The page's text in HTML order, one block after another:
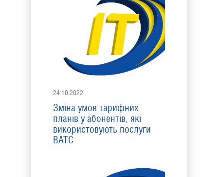
24.10.2022
Зміна умов тарифних
планів у абонентів, які
використовують послуги
ВАТС